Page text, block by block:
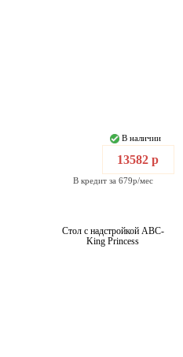
В наличии
13582 р
В кредит за 679р/мес
Стол с надстройкой ABC-
King Princess